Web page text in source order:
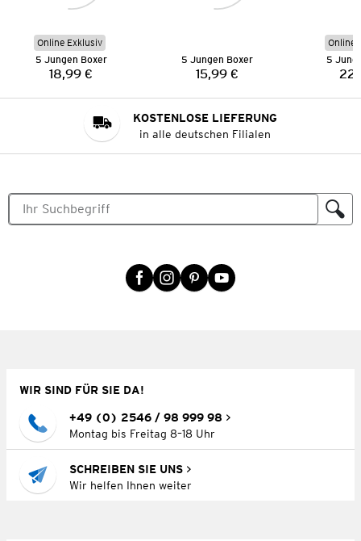
Online Exklusiv
5 Jungen Boxer
Preis:
18,99 €
5 Jungen Boxer
Preis:
15,99 €
Online
5
KOSTENLOSE LIEFERUNG
in alle deutschen Filialen
WIR SIND FÜR SIE DA!
+49 (0) 2546 / 98 999 98
Montag bis Freitag 8–18 Uhr
SCHREIBEN SIE UNS
Wir helfen Ihnen weiter